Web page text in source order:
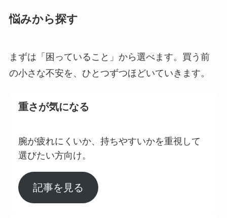
悩みから探す
まずは「困っていること」から選べます。買う前
の小さな不安を、ひとつずつほどいていきます。
重さが気になる
腕が疲れにくいか、持ちやすいかを重視して
選びたい方向け。
記事を見る